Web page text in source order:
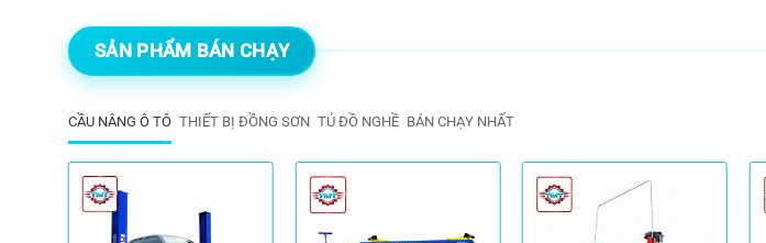
SẢN PHẨM BÁN CHẠY
CẦU NÂNG Ô TÔ THIẾT BỊ ĐỒNG SƠN TỦ ĐỒ NGHỀ BÁN CHẠY NHẤT